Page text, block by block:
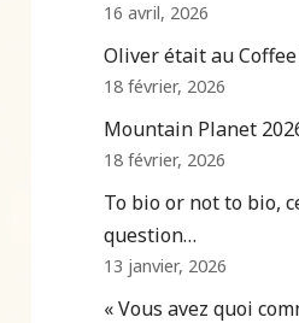
16 avril, 2026
Oliver était au
18 février, 2026
Mountain Planet
18 février, 2026
To bio or not to bio,
question…
13 janvier, 2026
« Vous avez quoi